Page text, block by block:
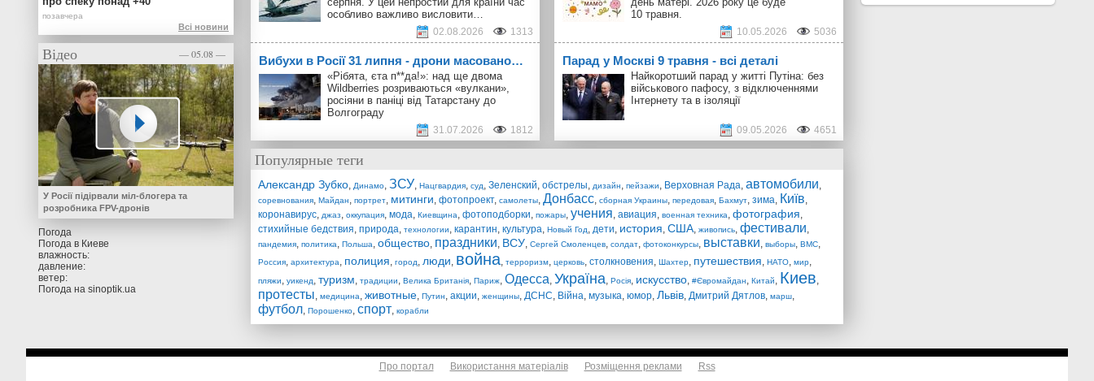
особливо важливо висловити…
02.08.2026 1313
Вибухи в Росії 31 липня - дрони масовано…
«Рібята, єта п**да!»: над ще двома
Wildberries розриваються «вулкани»,
росіяни в паніці від Татарстану до
Волгограду
31.07.2026 1812
10 травня.
10.05.2026 5036
Парад у Москві 9 травня - всі деталі
Найкоротший парад у житті Путіна: без
військового пафосу, з відключеннями
Інтернету та в ізоляції
09.05.2026 4651
Популярные теги
Александр Зубко, Динамо, ЗСУ, Нацгвардия, суд, Зеленский, обстрелы, дизайн, пейзажи, Верховная Рада, автомобили,
соревнования, Майдан, портрет, митинги, фотопроект, самолеты, Донбасс, сборная Украины, передовая, Бахмут, зима, Київ,
коронавирус, джаз, оккупация, мода, Киевщина, фотоподборки, пожары, учения, авиация, военная техника, фотография,
стихийные бедствия, природа, технологии, карантин, культура, Новый Год, дети, история, США, живопись, фестивали,
пандемия, политика, Польша, общество, праздники, ВСУ, Сергей Смоленцев, солдат, фотоконкурсы, выставки, выборы, ВМС,
Россия, архитектура, полиция, город, люди, война, терроризм, церковь, столкновения, Шахтер, путешествия, НАТО, мир,
пляжи, уикенд, туризм, традиции, Велика Британія, Париж, Одесса, Україна, Росія, искусство, #Євромайдан, Китай, Киев,
протесты, медицина, животные, Путин, акции, женщины, ДСНС, Війна, музыка, юмор, Львів, Дмитрий Дятлов, марш,
футбол, Порошенко, спорт, корабли
Всі новини
Відео — 05.08 —
У Росії підірвали міл-блогера та
розробника FPV-дронів
Погода
Погода в Киеве
влажность:
давление:
ветер:
Погода на sinoptik.ua
Про портал Використання матеріалів Розміщення реклами Rss